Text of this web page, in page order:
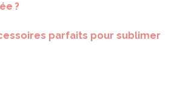
?
parfaits pour sublimer